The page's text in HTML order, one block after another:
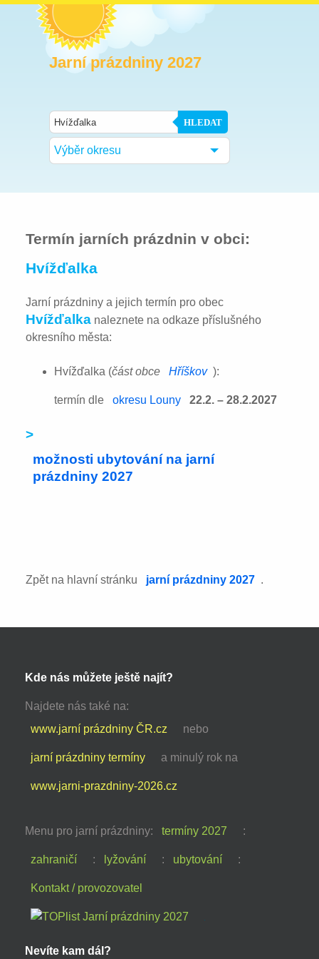
Jarní prázdniny 2027
HLEDAT
Výběr okresu
Termín jarních prázdnin v obci:
Hvížďalka
Jarní prázdniny a jejich termín pro obec
Hvížďalka naleznete na odkaze příslušného
okresního města:
Hvížďalka (část obce Hříškov ):
termín dle okresu Louny 22.2. – 28.2.2027
>
možnosti ubytování na jarní
prázdniny 2027
Zpět na hlavní stránku jarní prázdniny 2027 .
Kde nás můžete ještě najít?
Najdete nás také na:
www.jarní prázdniny ČR.cz
nebo
jarní prázdniny termíny a minulý rok na
www.jarni-prazdniny-2026.cz
Menu pro jarní prázdniny: termíny 2027 :
zahraničí : lyžování : ubytování :
Kontakt / provozovatel
Nevíte kam dál?